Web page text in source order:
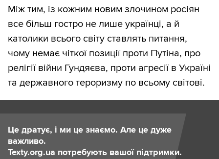
Між тим, із кожним новим злочином росіян
все більш гостро не лише українці, а й
католики всього світу ставлять питання,
чому немає чіткої позиції проти Путіна, про
релігії війни Гундяєва, проти агресії в Україні
та державного тероризму по всьому світові.
Це дратує, і ми це знаємо. Але це дуже
важливо.
Texty.org.ua потребують вашої підтримки.